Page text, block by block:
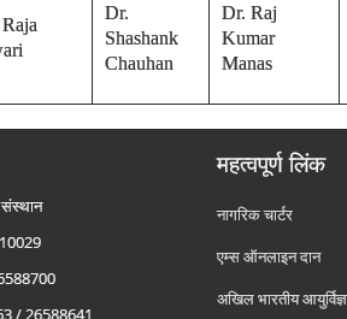
Dr.
Shashank
Chauhan
Dr. Raj
Kumar
Manas
संस्थान
/ 26588641
महत्वपूर्ण लिंक
नागरिक चार्टर
एम्स ऑनलाइन दान
अखिल भारतीय